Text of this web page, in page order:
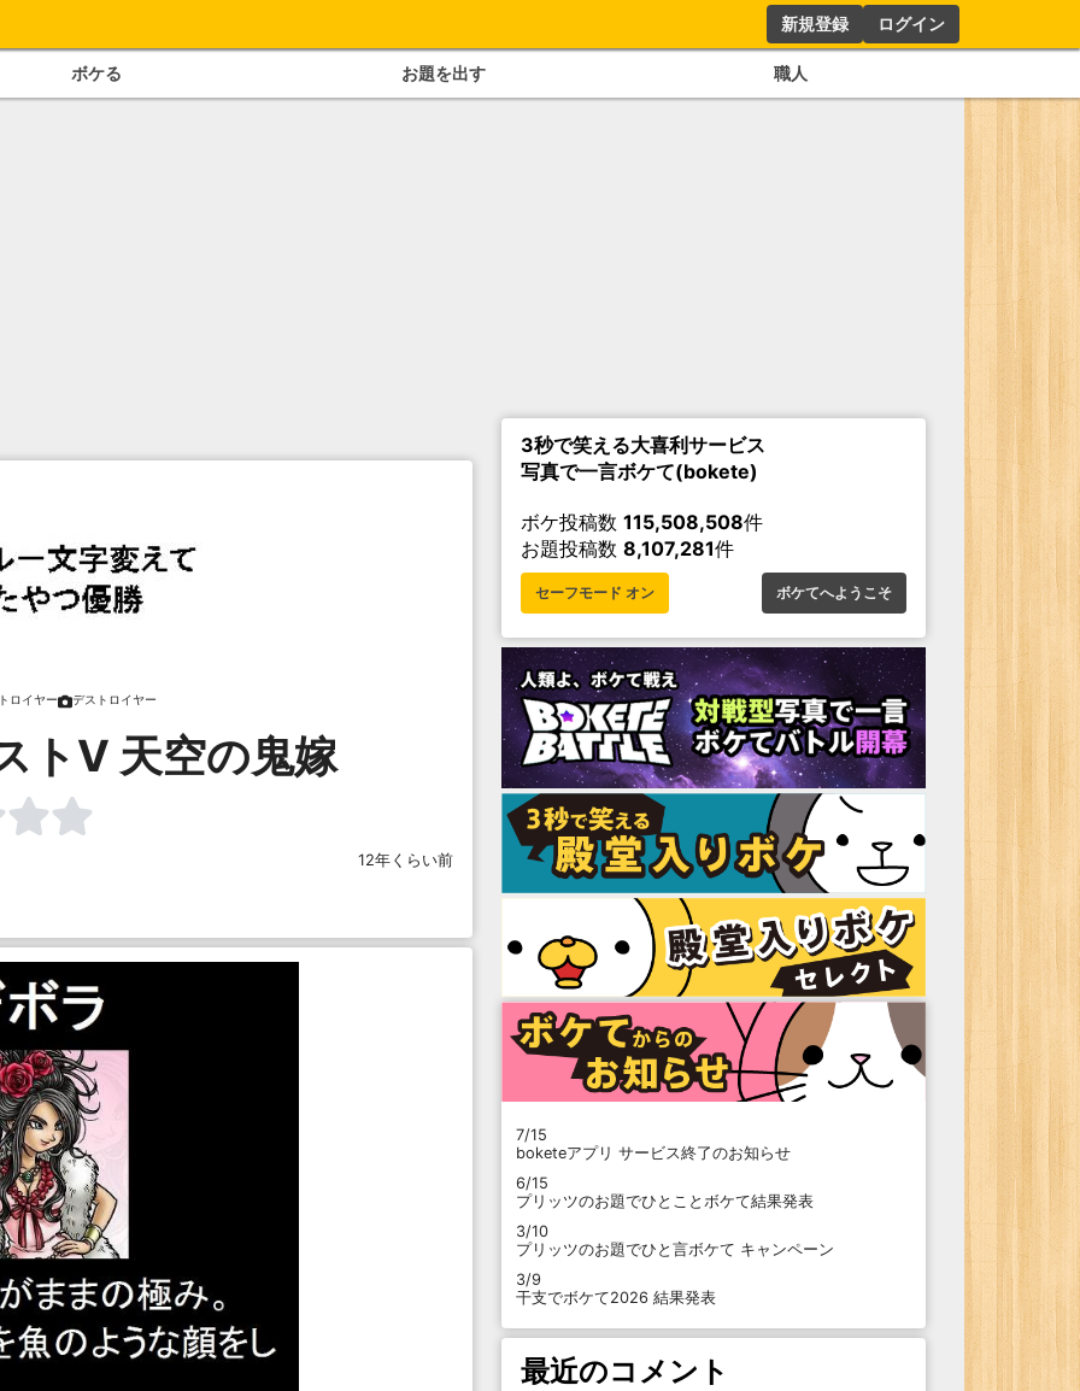
新規登録 ログイン
ボケる お題を出す 職人
ロイヤー デストロイヤー
トⅤ 天空の鬼嫁
12年くらい前
3秒で笑える大喜利サービス
写真で一言ボケて(bokete)
ボケ投稿数 115,508,508件
お題投稿数 8,107,281件
セーフモード オン ボケてへようこそ
7/15
boketeアプリ サービス終了のお知らせ
6/15
プリッツのお題でひとことボケて結果発表
3/10
プリッツのお題でひと言ボケて キャンペーン
3/9
干支でボケて2026 結果発表
最近のコメント